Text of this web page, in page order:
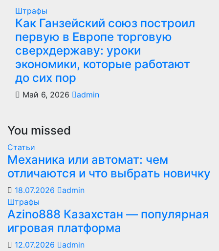
Штрафы
Как Ганзейский союз построил
первую в Европе торговую
сверхдержаву: уроки
экономики, которые работают
до сих пор
Май 6, 2026 admin
You missed
Статьи
Механика или автомат: чем
отличаются и что выбрать новичку
18.07.2026
admin
Штрафы
Azino888 Казахстан — популярная
игровая платформа
12.07.2026
admin